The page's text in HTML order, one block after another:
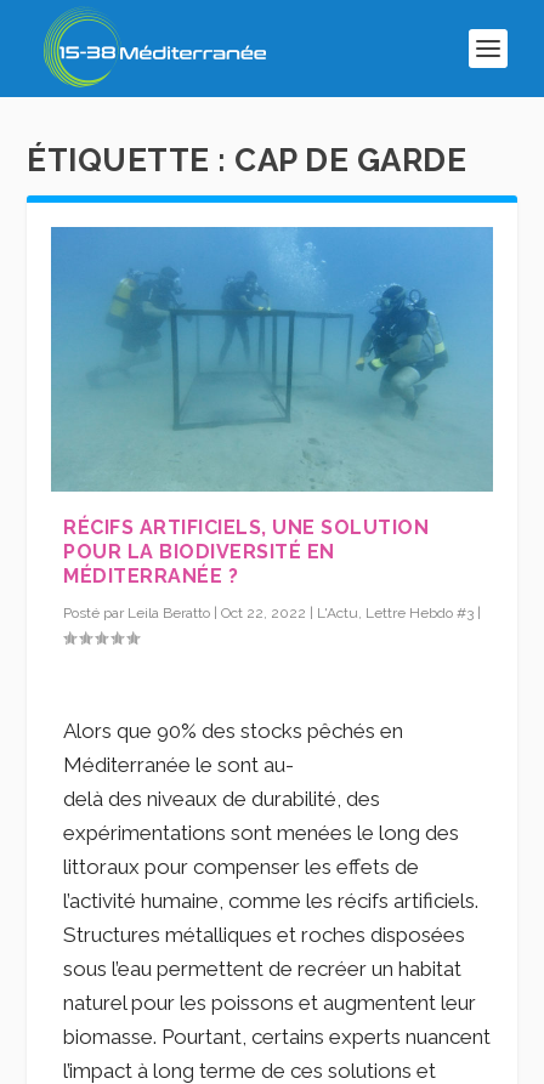
ÉTIQUETTE : CAP DE GARDE
RÉCIFS ARTIFICIELS, UNE SOLUTION
POUR LA BIODIVERSITÉ EN
MÉDITERRANÉE ?
Posté par Leila Beratto |Oct 22, 2022 | L'Actu Lettre Hebdo #3 |
Alors que 90% des stocks pêchés en
Méditerranée le sont au-
delà des niveaux de durabilité, des
expérimentations sont menées le long des
littoraux pour compenser les effets de
l’activité humaine, comme les récifs artificiels.
Structures métalliques et roches disposées
sous l’eau permettent de recréer un habitat
naturel pour les poissons et augmentent leur
biomasse. Pourtant, certains experts nuancent
l’impact à long terme de ces solutions et